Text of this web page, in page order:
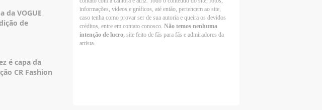
Swift Brasil
da VOGUE
de
é capa da
CR Fashion
informações, vídeos e gráficos, até então, pertencem ao site,
caso tenha como provar ser de sua autoria e queira os devidos
créditos, entre em contato conosco.Não temos nenhuma
intenção de lucro,site feito de fãs para fãs e admiradores da
artista.